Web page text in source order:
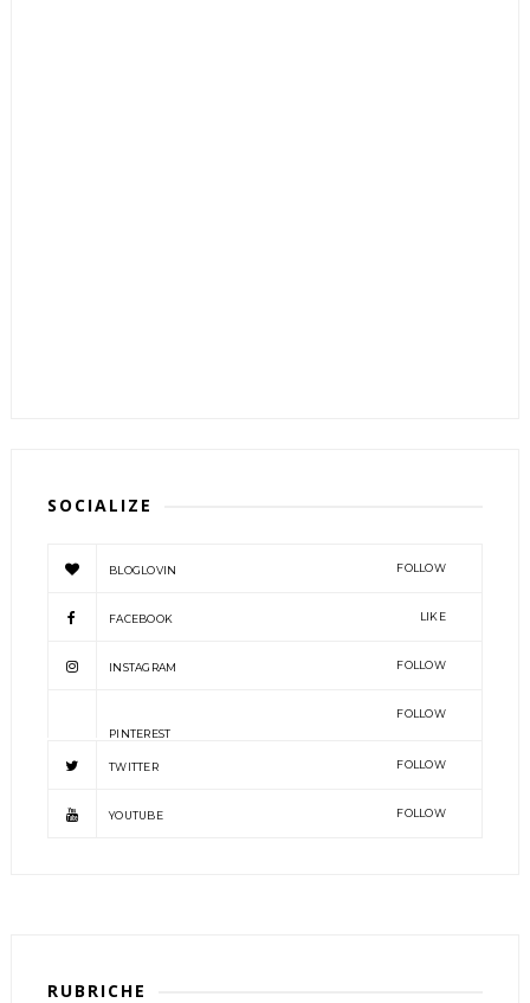
SOCIALIZE
BLOGLOVIN FOLLOW
FACEBOOK LIKE
INSTAGRAM FOLLOW
PINTEREST
FOLLOW
TWITTER FOLLOW
YOUTUBE FOLLOW
RUBRICHE